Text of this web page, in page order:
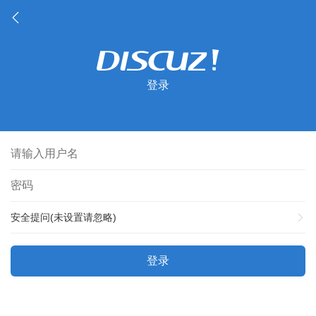
登录
安全提问(未设置请忽略)
登录